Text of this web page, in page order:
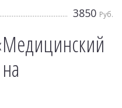
3850 Руб.